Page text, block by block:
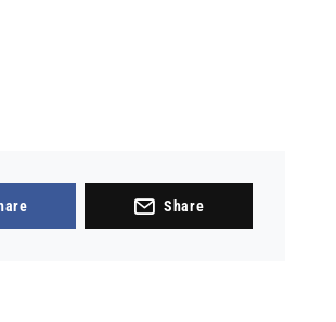
Share